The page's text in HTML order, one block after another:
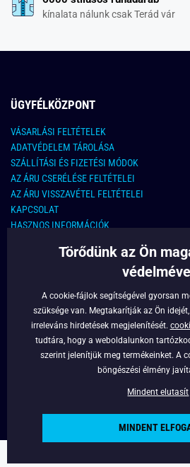
kínalata nálunk csak Terád vár
ÜGYFÉLKÖZPONT
VÁSARLÁSI FELTÉTELEK
ADATVÉDELEM TÁROLÁSA
SZÁLLÍTÁSI ÉS FIZETÉSI MÓDOK
AZ ÁRU CSERÉLÉSE FELTÉTELEI
AZ ÁRU VISSZAVÉTEL FELTÉTELEI
KAPCSOLAT
HASZNOS INFORMÁCIÓK
KAPCSOLAT
info@legyferfi.hu
FONTOS INFORMÁCIÓK
RÓLUNK
Törődünk az Ön
A cookie-fájlok segítségével gyorsan
szüksége van. Megtakarítják az Ön
irreleváns hirdetések megjelenítését.
tudtára, hogy a weboldalunkon
szerint jelenítjük meg termékeinket. A
böngészési élmény
Mindent elutasít
MINDENT